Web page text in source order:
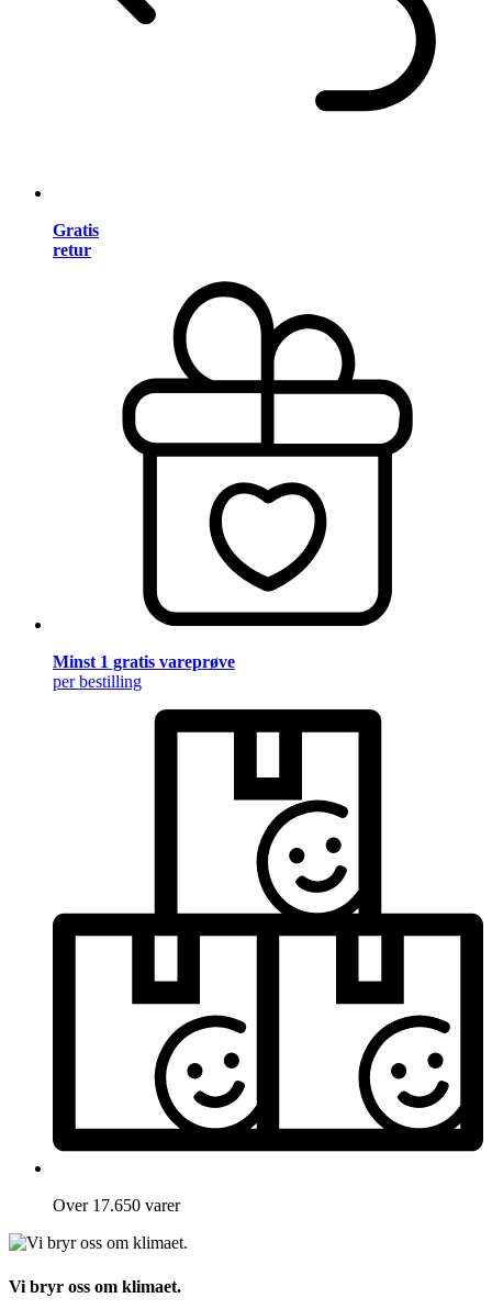
Gratis
retur
Minst 1 gratis vareprøve
per bestilling
Over 17.650 varer
Vi bryr oss om klimaet.